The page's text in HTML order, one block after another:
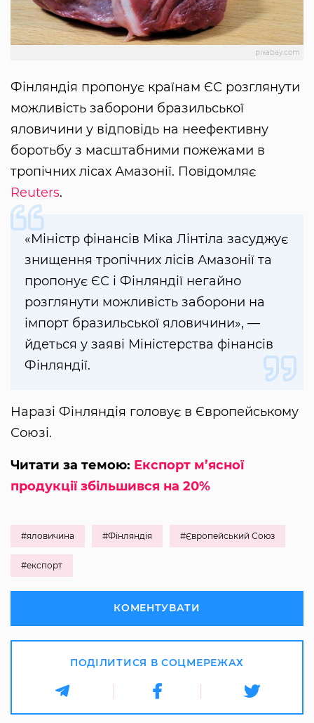
pixabay.com
Фінляндія пропонує країнам ЄС розглянути
можливість заборони бразильської
яловичини у відповідь на неефективну
боротьбу з масштабними пожежами в
тропічних лісах Амазонії. Повідомляє
Reuters.
«Міністр фінансів Міка Лінтіла засуджує
знищення тропічних лісів Амазонії та
пропонує ЄС і Фінляндії негайно
розглянути можливість заборони на
імпорт бразильської яловичини», —
йдеться у заяві Міністерства фінансів
Фінляндії.
Наразі Фінляндія головує в Європейському
Союзі.
Читати за темою: Експорт м’ясної
продукції збільшився на 20%
#яловичина #Фінляндія #Європейський Союз
#експорт
КОМЕНТУВАТИ
ПОДІЛИТИСЯ В СОЦМЕРЕЖАХ